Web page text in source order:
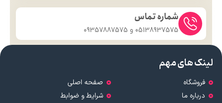
شماره تماس
05138937575 و 09357887575
لینک های مهم
فروشگاه
درباره ما
صفحه اصلی
شرایط و ضوابط